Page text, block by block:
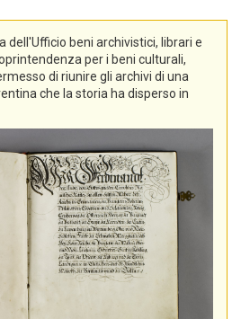
dell'Ufficio beni archivistici, librari e
per i beni culturali,
di riunire gli archivi di una
che la storia ha disperso in